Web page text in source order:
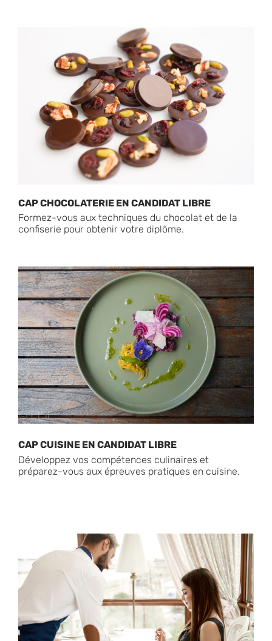
CAP CHOCOLATERIE EN CANDIDAT LIBRE
Formez-vous aux techniques du chocolat et de la
confiserie pour obtenir votre diplôme.
CAP CUISINE EN CANDIDAT LIBRE
Développez vos compétences culinaires et
préparez-vous aux épreuves pratiques en cuisine.